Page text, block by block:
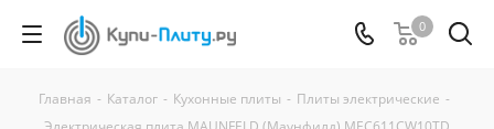
0
Главная - Каталог - Кухонные плиты - Плиты электрические -